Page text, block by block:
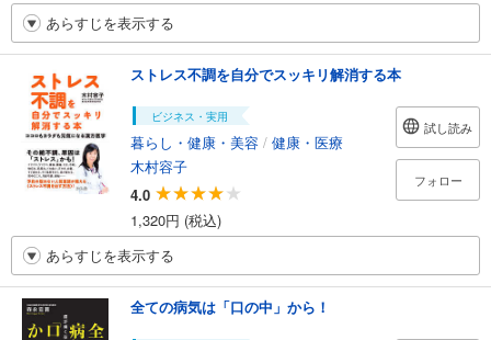
あらすじを表示する
ストレス不調を自分でスッキリ解消する本
ビジネス・実用
暮らし・健康・美容 / 健康・医療
木村容子
4.0
1,320円 (税込)
試し読み
フォロー
あらすじを表示する
全ての病気は「口の中」から！